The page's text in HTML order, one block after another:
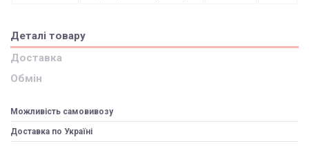
Деталі товару
Доставка
Обмін
Можливість самовивозу
Доставка по Україні